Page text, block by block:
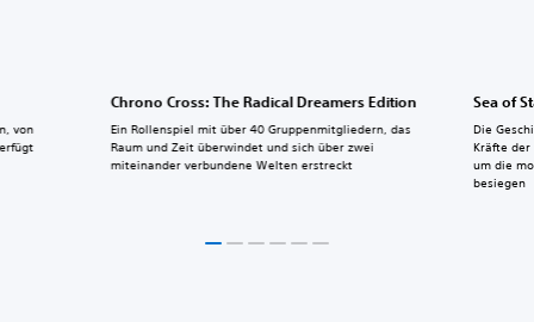
Chrono Cross: The Radical Dreamers Edition
Ein Rollenspiel mit über 40 Gruppenmitgliedern, das
Raum und Zeit überwindet und sich über zwei
miteinander verbundene Welten erstreckt
Sea of
Die
Kräfte der
um die
besiegen
von